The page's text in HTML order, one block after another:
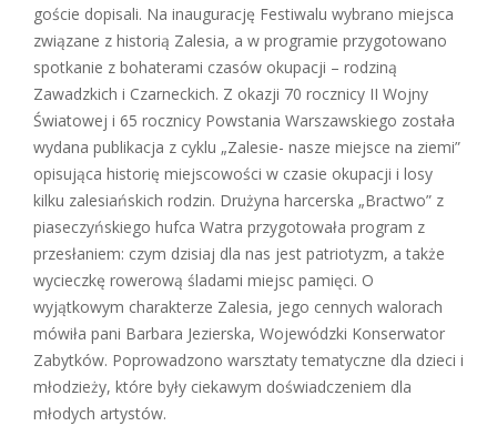
goście dopisali. Na inaugurację Festiwalu wybrano miejsca
związane z historią Zalesia, a w programie przygotowano
spotkanie z bohaterami czasów okupacji – rodziną
Zawadzkich i Czarneckich. Z okazji 70 rocznicy II Wojny
Światowej i 65 rocznicy Powstania Warszawskiego została
wydana publikacja z cyklu „Zalesie- nasze miejsce na ziemi”
opisująca historię miejscowości w czasie okupacji i losy
kilku zalesiańskich rodzin. Drużyna harcerska „Bractwo” z
piaseczyńskiego hufca Watra przygotowała program z
przesłaniem: czym dzisiaj dla nas jest patriotyzm, a także
wycieczkę rowerową śladami miejsc pamięci. O
wyjątkowym charakterze Zalesia, jego cennych walorach
mówiła pani Barbara Jezierska, Wojewódzki Konserwator
Zabytków. Poprowadzono warsztaty tematyczne dla dzieci i
młodzieży, które były ciekawym doświadczeniem dla
młodych artystów.